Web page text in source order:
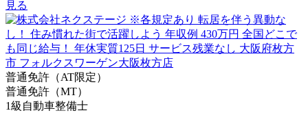
見る
普通免許（AT限定）
普通免許（MT）
1級自動車整備士